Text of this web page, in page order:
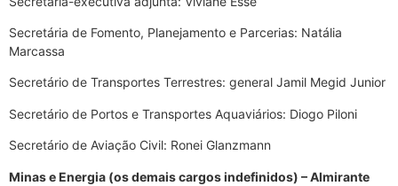
Secretária de Fomento, Planejamento e Parcerias: Natália
Marcassa
Secretário de Transportes Terrestres: general Jamil Megid Junior
Secretário de Portos e Transportes Aquaviários: Diogo Piloni
Secretário de Aviação Civil: Ronei Glanzmann
Minas e Energia (os demais cargos indefinidos) – Almirante